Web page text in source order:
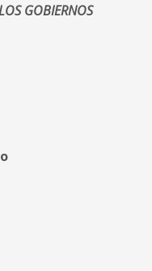
GOBIERNOS